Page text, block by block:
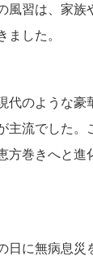
風習は、家族
ました。
代のような豪
主流でした。
方巻きへと進
日に無病息災